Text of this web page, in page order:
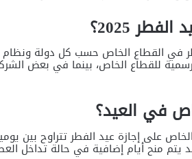
2025؟
في القطاع الخاص حسب كل دولة
4 أيام كإجازة رسمية للقطاع الخاص، بينما في
في العيد؟
على إجازة عيد الفطر تتراوح بين
يتم منح أيام إضافية في حالة تداخل